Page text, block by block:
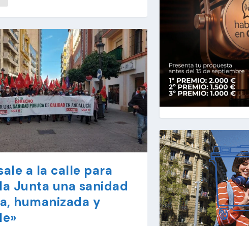
a la calle para
Junta una sanidad
humanizada y